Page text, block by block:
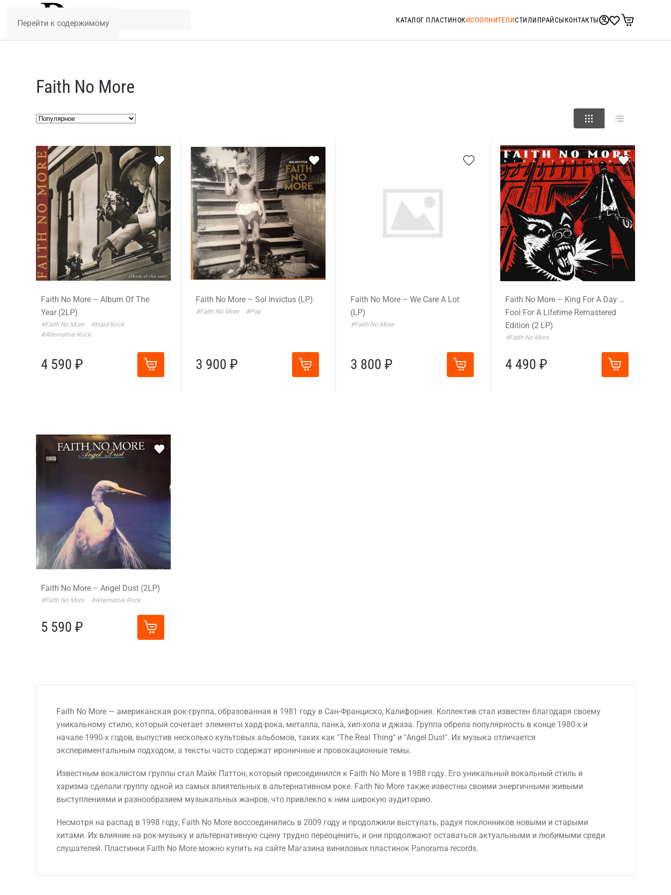
Перейти к содержимому КАТАЛОГ ПЛАСТИНОКИСПОЛНИТЕЛИСТИЛИПРАЙСЫКОНТАКТЫ
Faith No More
Faith No More – Album Of The
Year (2LP)
#Faith No More
#Hard Rock
#Alternative Rock
4 590 ₽
Faith No More – Sol Invictus (LP)
#Faith No More #Pop
3 900 ₽
Faith No More – We Care A Lot
(LP)
#Faith No More
3 800 ₽
Faith No More – King For A Day …
Fool For A Lifetime Remastered
Edition (2 LP)
#Faith No More
4 490 ₽
Faith No More – Angel Dust (2LP)
#Faith No More #Alternative Rock
5 590 ₽
Faith No More — американская рок-группа, образованная в 1981 году в Сан-Франциско, Калифорния. Коллектив стал известен благодаря своему
уникальному стилю, который сочетает элементы хард-рока, металла, панка, хип-хопа и джаза. Группа обрела популярность в конце 1980-х и
начале 1990-х годов, выпустив несколько культовых альбомов, таких как "The Real Thing" и "Angel Dust". Их музыка отличается
экспериментальным подходом, а тексты часто содержат ироничные и провокационные темы.
Известным вокалистом группы стал Майк Паттон, который присоединился к Faith No More в 1988 году. Его уникальный вокальный стиль и
харизма сделали группу одной из самых влиятельных в альтернативном роке. Faith No More также известны своими энергичными живыми
выступлениями и разнообразием музыкальных жанров, что привлекло к ним широкую аудиторию.
Несмотря на распад в 1998 году, Faith No More воссоединились в 2009 году и продолжили выступать, радуя поклонников новыми и старыми
хитами. Их влияние на рок-музыку и альтернативную сцену трудно переоценить, и они продолжают оставаться актуальными и любимыми среди
слушателей. Пластинки Faith No More можно купить на сайте Магазина виниловых пластинок Panorama records.